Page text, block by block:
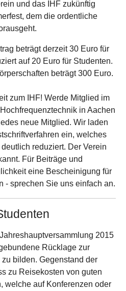
und das IHF zukünftig
dem die ordentliche
beträgt derzeit 30 Euro für
auf 20 Euro für Studenten.
beträgt 300 Euro.
zum IHF! Werde Mitglied im
in Aachen
neue Mitglied. Wir laden
ein, welches
reduziert. Der Verein
Für Beiträge und
eine Bescheinigung für
- sprechen Sie uns einfach an.
2015
Rücklage zur
bilden. Gegenstand der
zu Reisekosten von guten
welche auf Konferenzen oder